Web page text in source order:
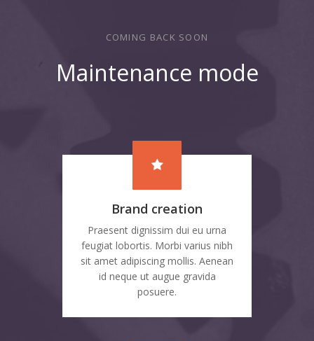
COMING BACK SOON
Maintenance mode
Brand creation
Praesent dignissim dui eu urna
feugiat lobortis. Morbi varius nibh
sit amet adipiscing mollis. Aenean
id neque ut augue gravida
posuere.